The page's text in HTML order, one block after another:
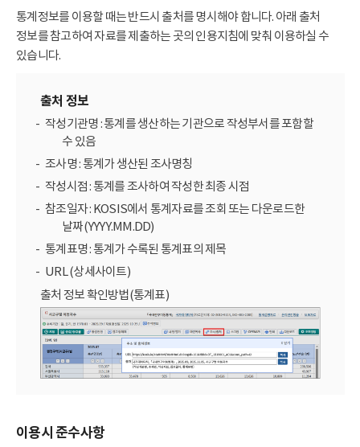
통계정보를 이용할 때는 반드시 출처를 명시해야 합니다. 아래 출처
정보를 참고하여 자료를 제출하는 곳의 인용지침에 맞춰 이용하실 수
있습니다.
출처 정보
작성기관명 : 통계를 생산하는 기관으로 작성부서를 포함할
수 있음
조사명 : 통계가 생산된 조사명칭
작성시점 : 통계를 조사하여 작성한 최종 시점
참조일자 : KOSIS에서 통계자료를 조회 또는 다운로드한
날짜(YYYY.MM.DD)
통계표명 : 통계가 수록된 통계표의 제목
URL (상세사이트)
출처 정보 확인방법(통계표)
이용시 준수사항